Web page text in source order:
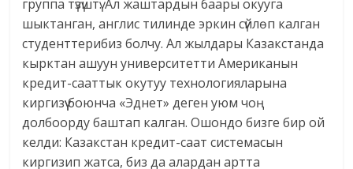
группа түзүштү. Ал жаштардын баары окууга
шыктанган, англис тилинде эркин сүйлөп калган
студенттерибиз болчу. Ал жылдары Казакстанда
кырктан ашуун университетти Американын
кредит-сааттык окутуу технологияларына
киргизүү боюнча «Эднет» деген уюм чоң
долбоорду баштап калган. Ошондо бизге бир ой
келди: Казакстан кредит-саат системасын
киргизип жатса, биз да алардан артта